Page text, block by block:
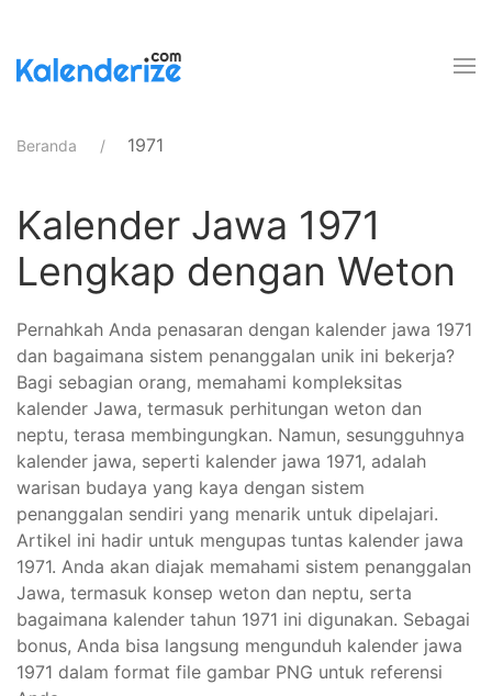
Beranda 1971
Kalender Jawa 1971
Lengkap dengan Weton
Pernahkah Anda penasaran dengan kalender jawa 1971
dan bagaimana sistem penanggalan unik ini bekerja?
Bagi sebagian orang, memahami kompleksitas
kalender Jawa, termasuk perhitungan weton dan
neptu, terasa membingungkan. Namun, sesungguhnya
kalender jawa, seperti kalender jawa 1971, adalah
warisan budaya yang kaya dengan sistem
penanggalan sendiri yang menarik untuk dipelajari.
Artikel ini hadir untuk mengupas tuntas kalender jawa
1971. Anda akan diajak memahami sistem penanggalan
Jawa, termasuk konsep weton dan neptu, serta
bagaimana kalender tahun 1971 ini digunakan. Sebagai
bonus, Anda bisa langsung mengunduh kalender jawa
1971 dalam format file gambar PNG untuk referensi